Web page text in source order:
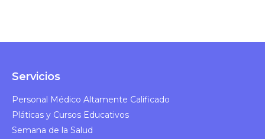
Servicios
Personal Médico Altamente Calificado​
Pláticas y Cursos Educativos​
Semana de la Salud​